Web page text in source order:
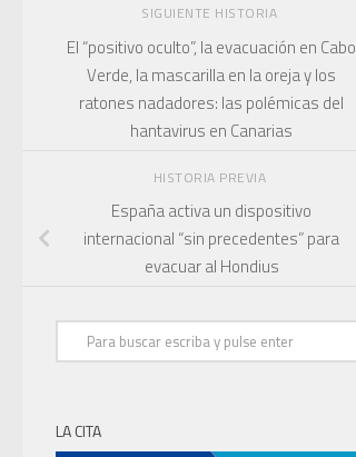
SIGUIENTE HISTORIA
El “positivo oculto”, la evacuación en Cabo
Verde, la mascarilla en la oreja y los
ratones nadadores: las polémicas del
hantavirus en Canarias
HISTORIA PREVIA
España activa un dispositivo
internacional “sin precedentes” para
evacuar al Hondius
LA CITA